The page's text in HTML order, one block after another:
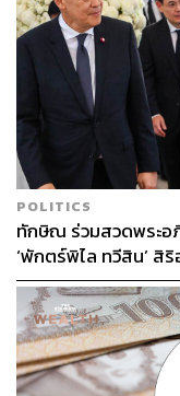
POLITICS
ทักษิณ ร่วมสวดพระอ
‘พักตร์พิไล ทวีสิน’ สิ
หลากวงการร่วมอาลัย